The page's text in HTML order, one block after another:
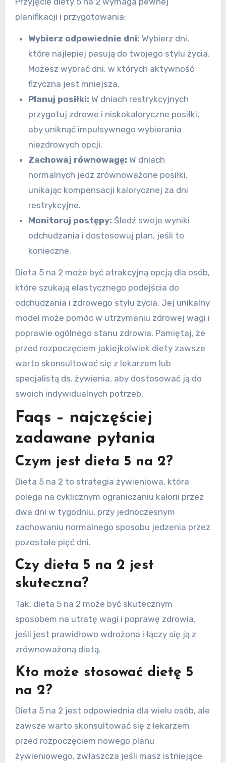
planifikacji i przygotowania:
Wybierz odpowiednie dni: Wybierz dni,
które najlepiej pasują do twojego stylu życia.
Możesz wybrać dni, w których aktywność
fizyczna jest mniejsza.
Planuj posiłki: W dniach restrykcyjnych
przygotuj zdrowe i niskokaloryczne posiłki,
aby uniknąć impulsywnego wybierania
niezdrowych opcji.
Zachowaj równowagę: W dniach
normalnych jedz zrównoważone posiłki,
unikając kompensacji kalorycznej za dni
restrykcyjne.
Monitoruj postępy: Śledź swoje wyniki
odchudzania i dostosowuj plan, jeśli to
konieczne.
Dieta 5 na 2 może być atrakcyjną opcją dla osób,
które szukają elastycznego podejścia do
odchudzania i zdrowego stylu życia. Jej unikalny
model może pomóc w utrzymaniu zdrowej wagi i
poprawie ogólnego stanu zdrowia. Pamiętaj, że
przed rozpoczęciem jakiejkolwiek diety zawsze
warto skonsultować się z lekarzem lub
specjalistą ds. żywienia, aby dostosować ją do
swoich indywidualnych potrzeb.
Faqs – najczęściej
zadawane pytania
Czym jest dieta 5 na 2?
Dieta 5 na 2 to strategia żywieniowa, która
polega na cyklicznym ograniczaniu kalorii przez
dwa dni w tygodniu, przy jednoczesnym
zachowaniu normalnego sposobu jedzenia przez
pozostałe pięć dni.
Czy dieta 5 na 2 jest
skuteczna?
Tak, dieta 5 na 2 może być skutecznym
sposobem na utratę wagi i poprawę zdrowia,
jeśli jest prawidłowo wdrożona i łączy się ją z
zrównoważoną dietą.
Kto może stosować dietę 5
na 2?
Dieta 5 na 2 jest odpowiednia dla wielu osób, ale
zawsze warto skonsultować się z lekarzem
przed rozpoczęciem nowego planu
żywieniowego, zwłaszcza jeśli masz istniejące